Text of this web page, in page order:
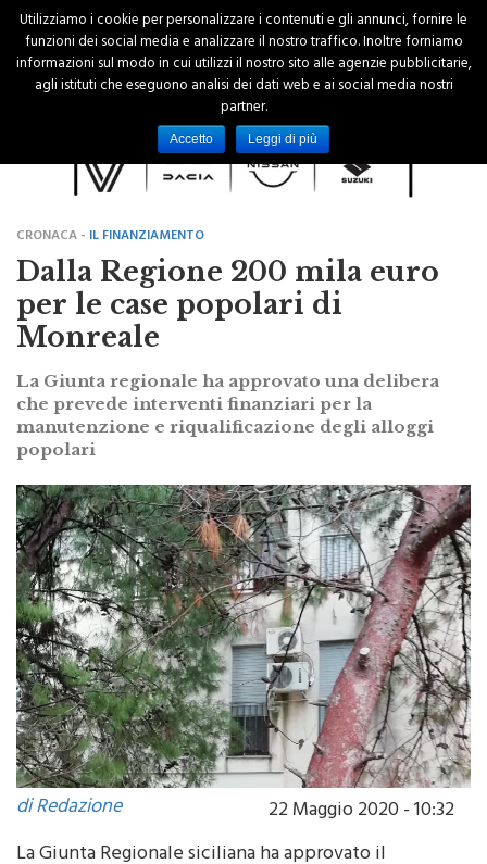
CRONACA -IL FINANZIAMENTO
Dalla Regione 200 mila euro
per le case popolari di
Monreale
La Giunta regionale ha approvato una delibera
che prevede interventi finanziari per la
manutenzione e riqualificazione degli alloggi
di Redazione
22 Maggio 2020 - 10:32
Utilizziamo i cookie per personalizzare i contenuti e gli annunci, fornire le
funzioni dei social media e analizzare il nostro traffico. Inoltre forniamo
informazioni sul modo in cui utilizzi il nostro sito alle agenzie pubblicitarie,
agli istituti che eseguono analisi dei dati web e ai social media nostri
partner.
Accetto Leggi di più